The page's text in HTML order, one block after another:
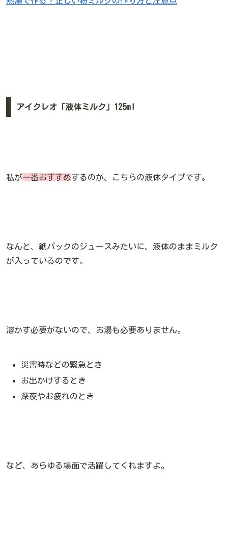
アイクレオ「液体ミルク」125ml
私が一番おすすめするのが、こちらの液体タイプです。
なんと、紙パックのジュースみたいに、液体のままミルク
が入っているのです。
溶かす必要がないので、お湯も必要ありません。
災害時などの緊急とき
お出かけするとき
深夜やお疲れのとき
など、あらゆる場面で活躍してくれますよ。